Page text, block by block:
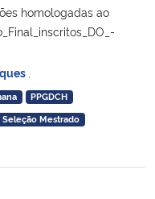
homologadas ao
PPGDCH
Seleção Mestrado